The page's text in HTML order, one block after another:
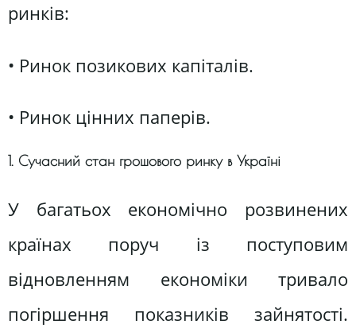
ринків:
• Ринок позикових капіталів.
• Ринок цінних паперів.
1. Сучасний стан грошового ринку в Україні
У багатьох економічно розвинених
країнах поруч із поступовим
відновленням економіки тривало
погіршення показників зайнятості.